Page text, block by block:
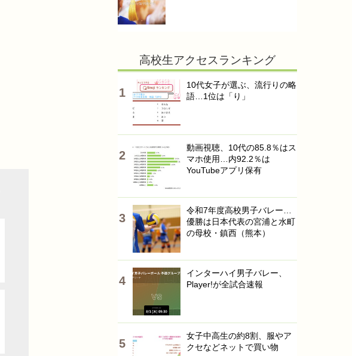
高校生アクセスランキング
10代女子が選ぶ、流行りの略
語…1位は「り」
動画視聴、10代の85.8％はス
マホ使用…内92.2％は
YouTubeアプリ保有
令和7年度高校男子バレー…
優勝は日本代表の宮浦と水町
の母校・鎮西（熊本）
インターハイ男子バレー、
Player!が全試合速報
女子中高生の約8割、服やア
クセなどネットで買い物